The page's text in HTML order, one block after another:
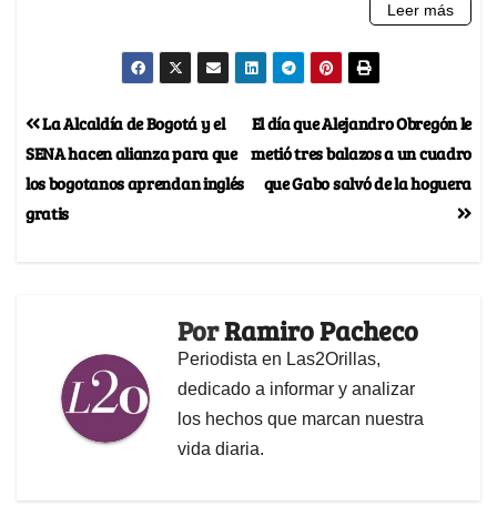
El día que Alejandro Obregón le
metió tres balazos a un cuadro
que Gabo salvó de la hoguera
La Alcaldía de Bogotá y el
SENA hacen alianza para que
los bogotanos aprendan inglés
gratis
PorRamiro Pacheco
Periodista en Las2Orillas,
dedicado a informar y analizar
los hechos que marcan nuestra
vida diaria.